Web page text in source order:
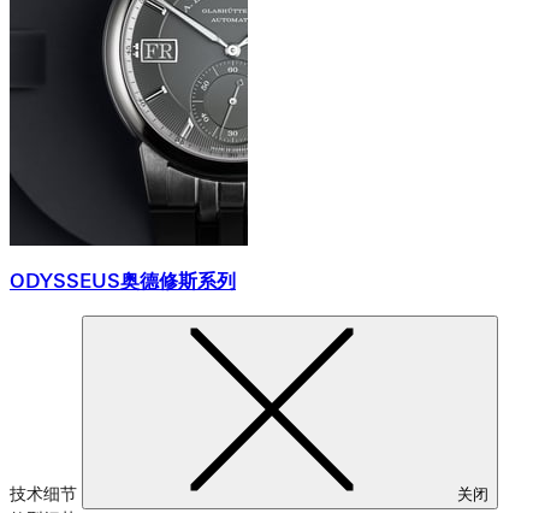
ODYSSEUS奥德修斯系列
技术细节 关闭